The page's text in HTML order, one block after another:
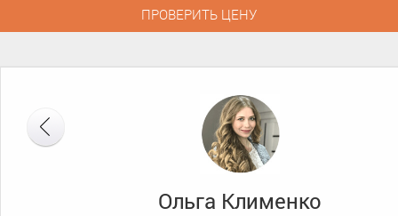
Ольга Клименко